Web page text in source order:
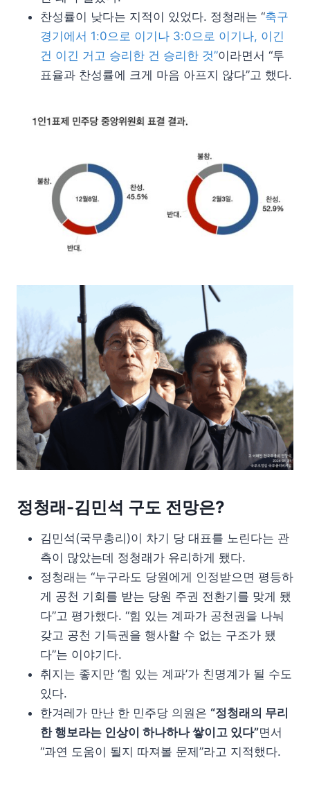
찬성률이 낮다는 지적이 있었다. 정청래는 “축구
경기에서 1:0으로 이기나 3:0으로 이기나, 이긴
건 이긴 거고 승리한 건 승리한 것”이라면서 “투
표율과 찬성률에 크게 마음 아프지 않다”고 했다.
정청래-김민석 구도 전망은?
김민석(국무총리)이 차기 당 대표를 노린다는 관
측이 많았는데 정청래가 유리하게 됐다.
정청래는 “누구라도 당원에게 인정받으면 평등하
게 공천 기회를 받는 당원 주권 전환기를 맞게 됐
다”고 평가했다. “힘 있는 계파가 공천권을 나눠
갖고 공천 기득권을 행사할 수 없는 구조가 됐
다”는 이야기다.
취지는 좋지만 ‘힘 있는 계파’가 친명계가 될 수도
있다.
한겨레가 만난 한 민주당 의원은 “정청래의 무리
한 행보라는 인상이 하나하나 쌓이고 있다”면서
“과연 도움이 될지 따져볼 문제”라고 지적했다.